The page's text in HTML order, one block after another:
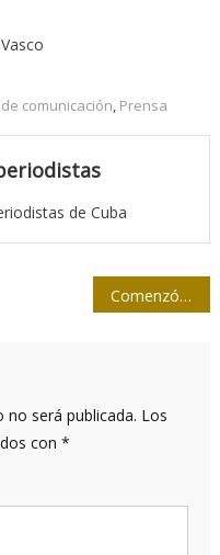
comunicación Prensa
de Cuba
Comenzó en La Habana el Torneo Superior de sofball para periodistas
será publicada. Los
con *